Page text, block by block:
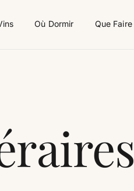
Où Dormir Que Faire